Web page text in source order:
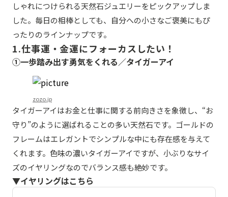
しゃれにつけられる天然石ジュエリーをピックアップしま
した。毎日の相棒としても、自分への小さなご褒美にもぴ
ったりのラインナップです。
1.仕事運・金運にフォーカスしたい！
①一歩踏み出す勇気をくれる／タイガーアイ
zozo.jp
タイガーアイはお金と仕事に関する前向きさを象徴し、“お
守り”のように選ばれることの多い天然石です。ゴールドの
フレームはエレガントでシンプルな中にも存在感を与えて
くれます。色味の濃いタイガーアイですが、小ぶりなサイ
ズのイヤリングなのでバランス感も絶妙です。
▼イヤリングはこちら